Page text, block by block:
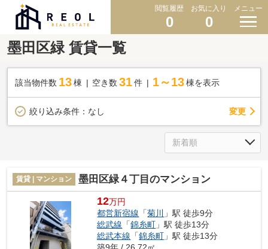
閲覧履歴
0
お気に入り
0
メニュー
墨田区緑 賃貸一覧
該当物件数 13棟 空き数 31 件 1～13 棟を表示
絞り込み条件： なし 変更
賃貸 | マンション 墨田区緑４丁目のマンション
12万円
都営新宿線 「菊川
」駅 徒歩9分
総武線 「錦糸町 」駅 徒歩13分
総武本線 「錦糸町 」駅 徒歩13分